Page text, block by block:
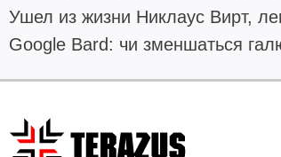
Ушел из жизни Никлаус Вирт,
Google Bard: чи зменшаться